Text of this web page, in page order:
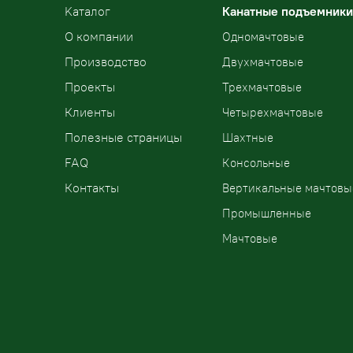
Kаталог
О компании
Производство
Проекты
Клиенты
Полезные страницы
FAQ
Контакты
Канатные подъемники
Одномачтовые
Двухмачтовые
Трехмачтовые
Четырехмачтовые
Шахтные
Консольные
Вертикальные
Промышленные
Мачтовые